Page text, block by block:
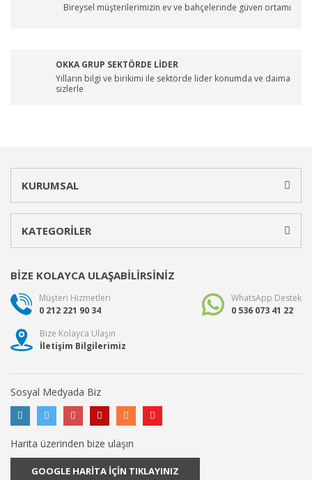
Bireysel müşterilerimizin ev ve bahçelerinde güven ortamı
OKKA GRUP SEKTÖRDE LİDER
Yılların bilgi ve birikimi ile sektörde lider konumda ve daima
sizlerle
KURUMSAL
KATEGORİLER
BİZE KOLAYCA ULAŞABİLİRSİNİZ
Müşteri Hizmetleri
0 212 221 90 34
WhatsApp Destek
0 536 073 41 22
Bize Kolayca Ulaşın
İletişim Bilgilerimiz
Sosyal Medyada Biz
Harita üzerinden bize ulaşın
GOOGLE HARİTA İÇİN TIKLAYINIZ